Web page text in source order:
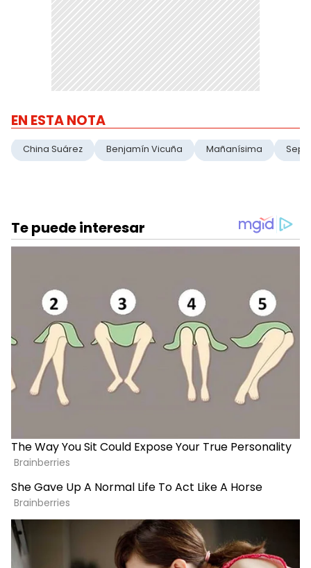
EN ESTA NOTA
China Suárez Benjamín Vicuña Mañanísima